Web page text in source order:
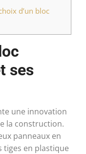
d’un bloc
ses
une innovation
la construction.
panneaux en
tiges en plastique